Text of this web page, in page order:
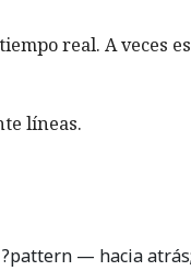
real. A veces
líneas.
— hacia atrás;